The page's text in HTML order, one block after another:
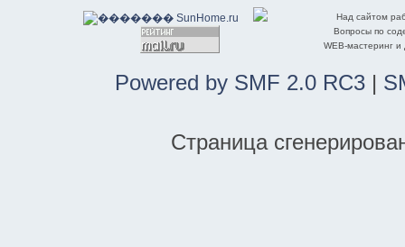
Над сайтом
Вопросы по
WEB-мастеринг
Powered by SMF 2.0 RC3 |
Страница